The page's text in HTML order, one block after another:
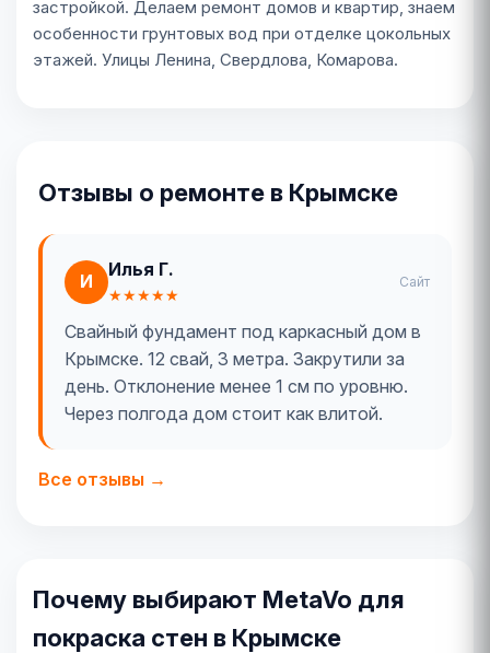
застройкой. Делаем ремонт домов и квартир, знаем
особенности грунтовых вод при отделке цокольных
этажей. Улицы Ленина, Свердлова, Комарова.
Отзывы о ремонте в Крымске
И
Илья Г.
★★★★★
Сайт
Свайный фундамент под каркасный дом в
Крымске. 12 свай, 3 метра. Закрутили за
день. Отклонение менее 1 см по уровню.
Через полгода дом стоит как влитой.
Все отзывы →
Почему выбирают MetaVo для
покраска стен в Крымске